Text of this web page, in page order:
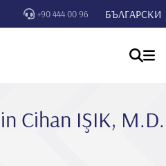
+90 444 00 96 БЪЛГАРСКИ
Ci̇han IŞIK, M.D.